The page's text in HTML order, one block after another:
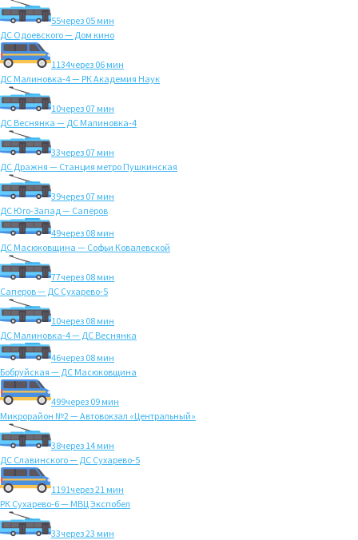
55через 05 мин
ДС Одоевского — Дом кино
1134через 06 мин
ДС Малиновка-4 — РК Академия Наук
10через 07 мин
ДС Веснянка — ДС Малиновка-4
33через 07 мин
ДС Дражня — Станция метро Пушкинская
39через 07 мин
ДС Юго-Запад — Сапёров
49через 08 мин
ДС Масюковщина — Софьи Ковалевской
77через 08 мин
Саперов — ДС Сухарево-5
10через 08 мин
ДС Малиновка-4 — ДС Веснянка
46через 08 мин
Бобруйская — ДС Масюковщина
499через 09 мин
Микрорайон №2 — Автовокзал «Центральный»
38через 14 мин
ДС Славинского — ДС Сухарево-5
1191через 21 мин
РК Сухарево-6 — МВЦ Экспобел
33через 23 мин